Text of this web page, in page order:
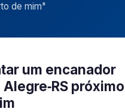
de mim"
um encanador
próximo